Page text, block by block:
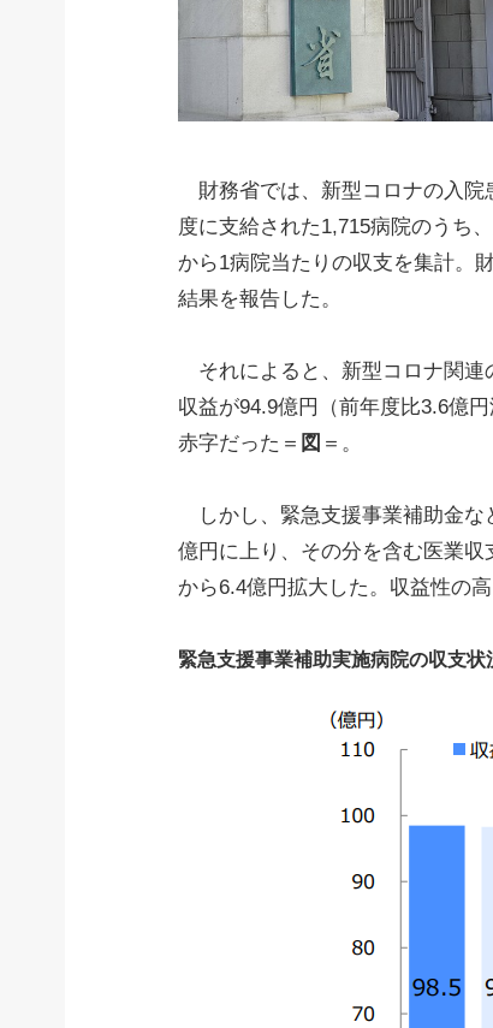
財務省では、新型コロナの入院
度に支給された1,715病院のうち
から1病院当たりの収支を集計。
結果を報告した。
それによると、新型コロナ関連
収益が94.9億円（前年度比3.6億
赤字だった＝ 図 ＝。
しかし、緊急支援事業補助金な
億円に上り、その分を含む医業収
から6.4億円拡大した。収益性の
緊急支援事業補助実施病院の収支状